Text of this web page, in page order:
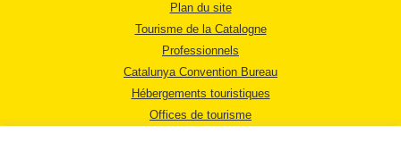
Plan du site
Tourisme de la Catalogne
Professionnels
Catalunya Convention Bureau
Hébergements touristiques
Offices de tourisme